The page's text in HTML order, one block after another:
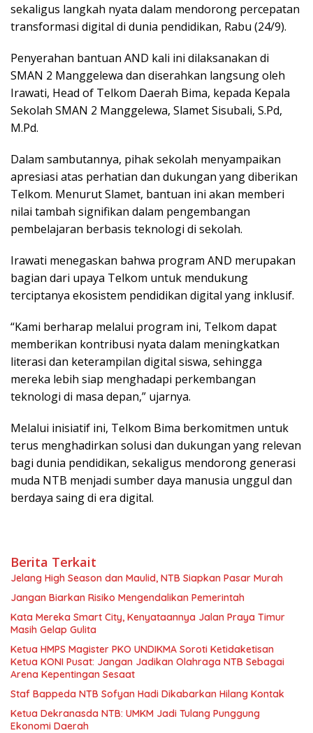
sekaligus langkah nyata dalam mendorong percepatan
transformasi digital di dunia pendidikan, Rabu (24/9).
Penyerahan bantuan AND kali ini dilaksanakan di
SMAN 2 Manggelewa dan diserahkan langsung oleh
Irawati, Head of Telkom Daerah Bima, kepada Kepala
Sekolah SMAN 2 Manggelewa, Slamet Sisubali, S.Pd,
M.Pd.
Dalam sambutannya, pihak sekolah menyampaikan
apresiasi atas perhatian dan dukungan yang diberikan
Telkom. Menurut Slamet, bantuan ini akan memberi
nilai tambah signifikan dalam pengembangan
pembelajaran berbasis teknologi di sekolah.
Irawati menegaskan bahwa program AND merupakan
bagian dari upaya Telkom untuk mendukung
terciptanya ekosistem pendidikan digital yang inklusif.
“Kami berharap melalui program ini, Telkom dapat
memberikan kontribusi nyata dalam meningkatkan
literasi dan keterampilan digital siswa, sehingga
mereka lebih siap menghadapi perkembangan
teknologi di masa depan,” ujarnya.
Melalui inisiatif ini, Telkom Bima berkomitmen untuk
terus menghadirkan solusi dan dukungan yang relevan
bagi dunia pendidikan, sekaligus mendorong generasi
muda NTB menjadi sumber daya manusia unggul dan
berdaya saing di era digital.
Berita Terkait
Jelang High Season dan Maulid, NTB Siapkan Pasar Murah
Jangan Biarkan Risiko Mengendalikan Pemerintah
Kata Mereka Smart City, Kenyataannya Jalan Praya Timur
Masih Gelap Gulita
Ketua HMPS Magister PKO UNDIKMA Soroti Ketidaketisan
Ketua KONI Pusat: Jangan Jadikan Olahraga NTB Sebagai
Arena Kepentingan Sesaat
Staf Bappeda NTB Sofyan Hadi Dikabarkan Hilang Kontak
Ketua Dekranasda NTB: UMKM Jadi Tulang Punggung
Ekonomi Daerah